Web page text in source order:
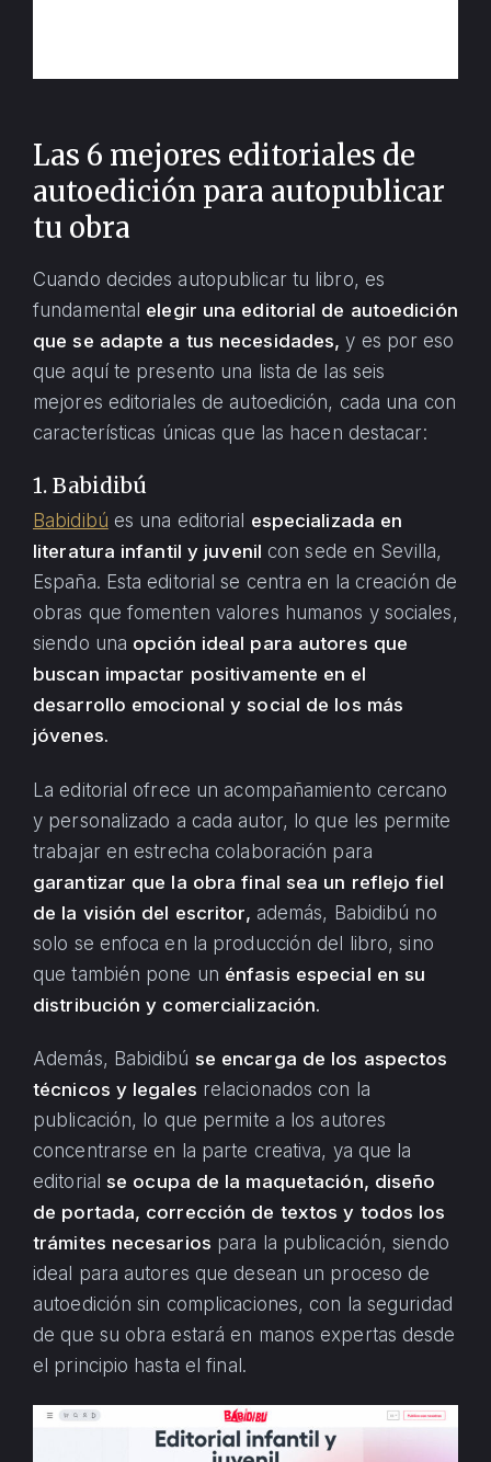
Las 6 mejores editoriales de
autoedición para autopublicar
tu obra
Cuando decides autopublicar tu libro, es
fundamental elegir una editorial de autoedición
que se adapte a tus necesidades,y es por eso
que aquí te presento una lista de las seis
mejores editoriales de autoedición, cada una con
características únicas que las hacen destacar:
1. Babidibú
Babidibú es una editorial especializada en
literatura infantil y juvenil con sede en Sevilla,
España. Esta editorial se centra en la creación de
obras que fomenten valores humanos y sociales,
siendo una opción ideal para autores que
buscan impactar positivamente en el
desarrollo emocional y social de los más
jóvenes.
La editorial ofrece un acompañamiento cercano
y personalizado a cada autor, lo que les permite
trabajar en estrecha colaboración para
garantizar que la obra final sea un reflejo fiel
de la visión del escritor, además, Babidibú no
solo se enfoca en la producción del libro, sino
que también pone un énfasis especial en su
distribución y comercialización.
Además, Babidibú se encarga de los aspectos
técnicos y legales relacionados con la
publicación, lo que permite a los autores
concentrarse en la parte creativa, ya que la
editorial se ocupa de la maquetación, diseño
de portada, corrección de textos y todos los
trámites necesarios para la publicación, siendo
ideal para autores que desean un proceso de
autoedición sin complicaciones, con la seguridad
de que su obra estará en manos expertas desde
el principio hasta el final.